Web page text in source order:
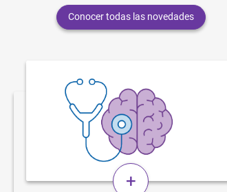
Conocer todas las novedades
+